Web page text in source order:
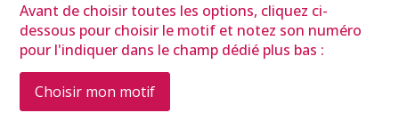
Avant de choisir toutes les options, cliquez ci-
dessous pour choisir le motif et notez son numéro
pour l'indiquer dans le champ dédié plus bas :
Choisir mon motif